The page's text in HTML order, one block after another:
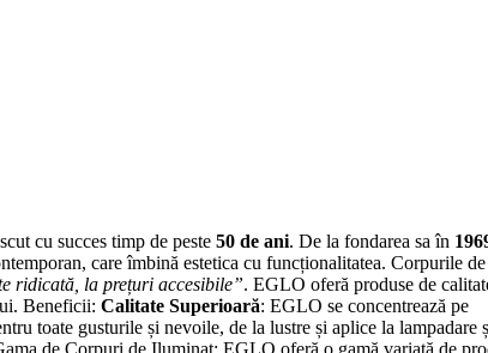
cu succes timp de peste 50 de ani. De la fondarea sa în
care îmbină estetica cu funcționalitatea. Corpurile de
ridicată, la prețuri accesibile”. EGLO oferă produse de
Beneficii: Calitate Superioară: EGLO se concentrează pe
toate gusturile și nevoile, de la lustre și aplice la lampadare